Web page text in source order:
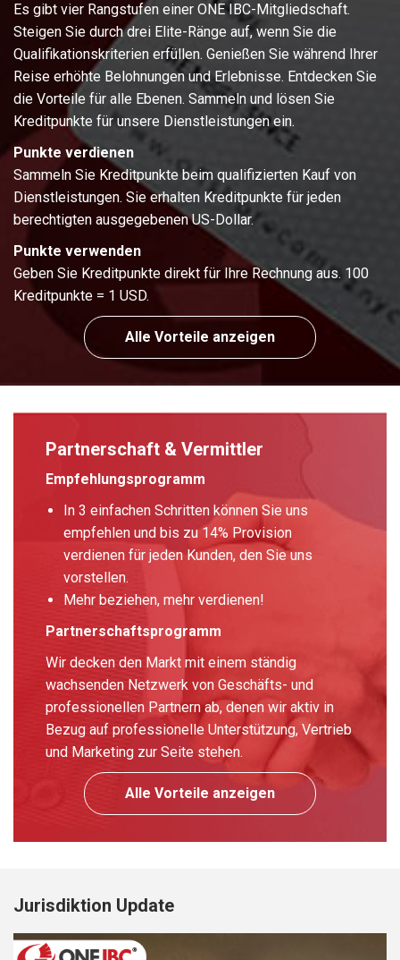
Es gibt vier Rangstufen einer ONE IBC-Mitgliedschaft.
Steigen Sie durch drei Elite-Ränge auf, wenn Sie die
Qualifikationskriterien erfüllen. Genießen Sie während Ihrer
Reise erhöhte Belohnungen und Erlebnisse. Entdecken Sie
die Vorteile für alle Ebenen. Sammeln und lösen Sie
Kreditpunkte für unsere Dienstleistungen ein.
Punkte verdienen
Sammeln Sie Kreditpunkte beim qualifizierten Kauf von
Dienstleistungen. Sie erhalten Kreditpunkte für jeden
berechtigten ausgegebenen US-Dollar.
Punkte verwenden
Geben Sie Kreditpunkte direkt für Ihre Rechnung aus. 100
Kreditpunkte = 1 USD.
Alle Vorteile anzeigen
Partnerschaft & Vermittler
Empfehlungsprogramm
In 3 einfachen Schritten können Sie uns
empfehlen und bis zu 14% Provision
verdienen für jeden Kunden, den Sie uns
vorstellen.
Mehr beziehen, mehr verdienen!
Partnerschaftsprogramm
Wir decken den Markt mit einem ständig
wachsenden Netzwerk von Geschäfts- und
professionellen Partnern ab, denen wir aktiv in
Bezug auf professionelle Unterstützung, Vertrieb
und Marketing zur Seite stehen.
Alle Vorteile anzeigen
Jurisdiktion Update